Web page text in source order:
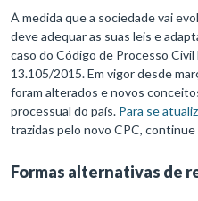
À medida que a sociedade vai
deve adequar as suas leis e
caso do Código de Processo
13.105/2015. Em vigor desde
foram alterados e novos
processual do país. Para se
trazidas pelo novo CPC,
Formas alternativas de